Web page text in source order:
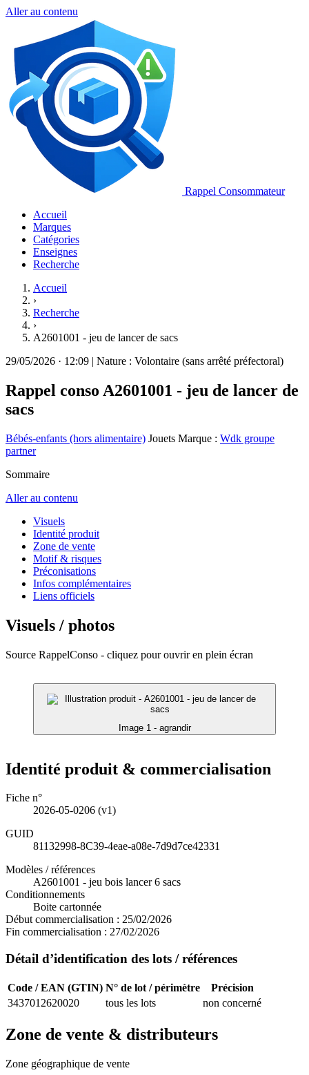
Aller au contenu
Rappel Consommateur
Accueil
Marques
Catégories
Enseignes
Recherche
Accueil
›
Recherche
›
A2601001 - jeu de lancer de sacs
29/05/2026 · 12:09 | Nature : Volontaire (sans arrêté préfectoral)
Rappel conso A2601001 - jeu de lancer de
sacs
Bébés-enfants (hors alimentaire) Jouets Marque : Wdk groupe
partner
Sommaire
Aller au contenu
Visuels
Identité produit
Zone de vente
Motif & risques
Préconisations
Infos complémentaires
Liens officiels
Visuels / photos
Source RappelConso - cliquez pour ouvrir en plein écran
Image 1 - agrandir
Identité produit & commercialisation
Fiche n°
2026-05-0206 (v1)
GUID
81132998-8C39-4eae-a08e-7d9d7ce42331
Modèles / références
A2601001 - jeu bois lancer 6 sacs
Conditionnements
Boite cartonnée
Début commercialisation : 25/02/2026
Fin commercialisation : 27/02/2026
Détail d’identification des lots / références
Code / EAN (GTIN) N° de lot / périmètre
Précision
3437012620020
tous les lots non concerné
Zone de vente & distributeurs
Zone géographique de vente